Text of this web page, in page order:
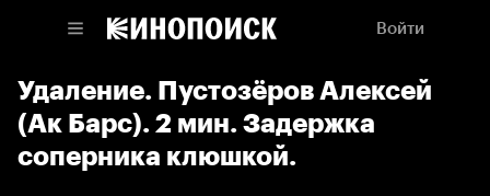
Войти
Удаление. Пустозёров Алексей
(Ак Барс). 2 мин. Задержка
соперника клюшкой.